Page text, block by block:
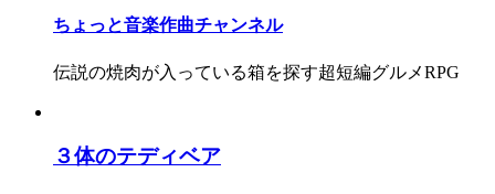
ちょっと音楽作曲チャンネル
伝説の焼肉が入っている箱を探す超短編グルメRPG
３体のテディベア